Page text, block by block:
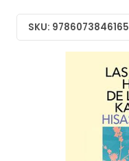
SKU: 9786073846165